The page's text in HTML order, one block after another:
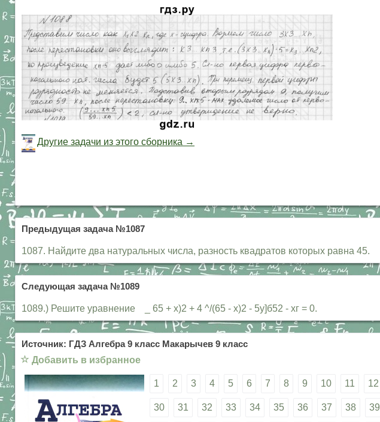
Другие задачи из этого сборника →
Предыдущая задача №1087
1087. Найдите два натуральных числа, разность квадратов которых равна 45.
Следующая задача №1089
1089.) Решите уравнение _ 65 + х)2 + 4 ^/(65 - х)2 - 5у]б52 - хг = 0.
Источник: ГДЗ Алгебра 9 класс Макарычев 9 класс
☆ Добавить в избранное
1 2 3 4 5 6 7 8 9 10 11 12
30 31 32 33 34 35 36 37 38 39